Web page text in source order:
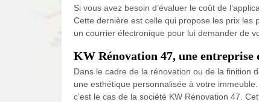
Si vous avez besoin d’évaluer le coût de
Cette dernière est celle qui propose les prix les
un courrier électronique pour lui demander de
KW Rénovation 47, une entreprise
Dans le cadre de la rénovation ou de la finition
une esthétique personnalisée à votre
c’est le cas de la société KW Rénovation 47.